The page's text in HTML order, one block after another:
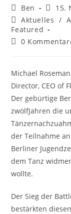
Ben
15.
Aktuelles /
Featured
0
Michael
Director, CEO of
Der gebürtige
zwölfJahren die
der Teilnahme
Berliner
dem Tanz
wollte.
Der Sieg der
bestärkten